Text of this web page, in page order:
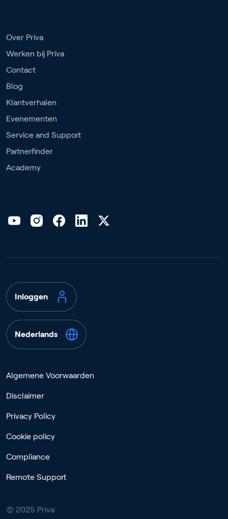
Over Priva
Werken bij Priva
Contact
Blog
Klantverhalen
Evenementen
Service and Support
Partnerfinder
Academy
Inloggen
Nederlands
© 2025 Priva
Algemene Voorwaarden
Disclaimer
Privacy Policy
Cookie policy
Compliance
Remote Support